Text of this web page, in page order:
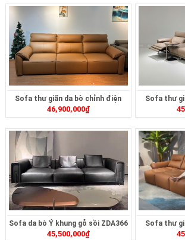
Sofa thư giãn da bò chỉnh điện
ZT3617
46,900,000₫
Sofa thư
Sofa da bò Ý khung gỗ sồi ZDA366
45,500,000₫
Sofa thư